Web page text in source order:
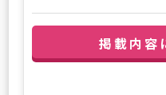
連絡先：